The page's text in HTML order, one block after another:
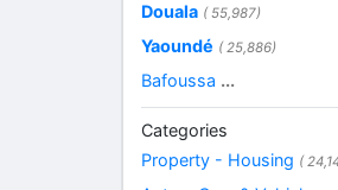
Douala ( 55,987)
Yaoundé ( 25,886)
Bafoussa ...
Categories
Property - Housing (